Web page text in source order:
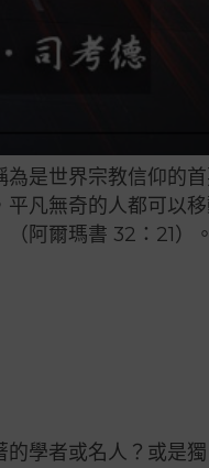
是世界宗教信仰的
凡無奇的人都可以
阿爾瑪書 32：21）
的學者或名人？或是